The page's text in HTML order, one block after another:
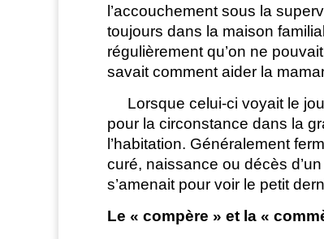
l’accouchement sous la
toujours dans la maison
régulièrement qu’on ne
savait comment aider la
Lorsque celui-ci voyait le
pour la circonstance dans la
l’habitation. Généralement
curé, naissance ou décès
s’amenait pour voir le petit
Le « compère » et la «